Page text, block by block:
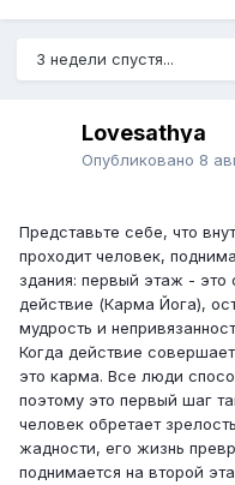
3 недели спустя...
Lovesathya
Опубликовано 8
Представьте себе, что
проходит человек,
здания: первый этаж - это
действие (Карма Йога),
мудрость и
Когда действие
это карма. Все люди
поэтому это первый шаг
человек обретает
жадности, его жизнь
поднимается на второй